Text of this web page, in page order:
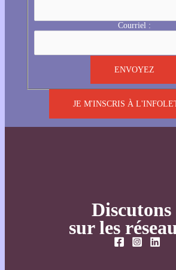
Courriel :
JE M'INSCRIS À
Discutons
sur les